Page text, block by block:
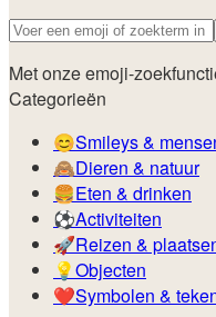
Met onze emoji-
Categorieën
😊️Smileys &
🙈️Dieren & natuur
🍔️Eten & drinken
⚽️Activiteiten
🚀️Reizen &
💡️Objecten
❤️Symbolen &